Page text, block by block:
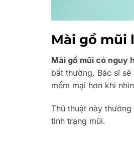
Mài gồ mũi
Mài gồ mũi có nguy
bất thường. Bác sĩ
mềm mại hơn khi
Thủ thuật này
tình trạng mũi.